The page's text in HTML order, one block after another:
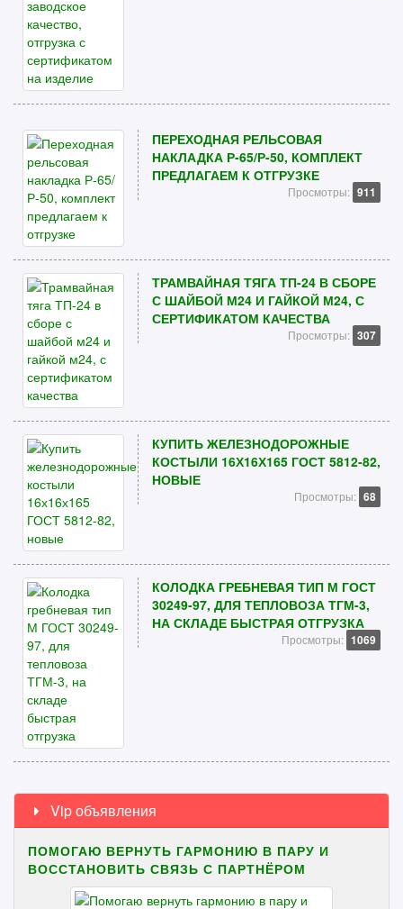
ПЕРЕХОДНАЯ РЕЛЬСОВАЯ
НАКЛАДКА Р-65/Р-50, КОМПЛЕКТ
ПРЕДЛАГАЕМ К ОТГРУЗКЕ
Просмотры: 911
ТРАМВАЙНАЯ ТЯГА ТП-24 В СБОРЕ
С ШАЙБОЙ М24 И ГАЙКОЙ М24, С
СЕРТИФИКАТОМ КАЧЕСТВА
Просмотры: 307
КУПИТЬ ЖЕЛЕЗНОДОРОЖНЫЕ
КОСТЫЛИ 16Х16Х165 ГОСТ 5812-82,
НОВЫЕ
Просмотры: 68
КОЛОДКА ГРЕБНЕВАЯ ТИП М ГОСТ
30249-97, ДЛЯ ТЕПЛОВОЗА ТГМ-3,
НА СКЛАДЕ БЫСТРАЯ ОТГРУЗКА
Просмотры: 1069
Vip объявления
ПОМОГАЮ ВЕРНУТЬ ГАРМОНИЮ В ПАРУ И
ВОССТАНОВИТЬ СВЯЗЬ С ПАРТНЁРОМ